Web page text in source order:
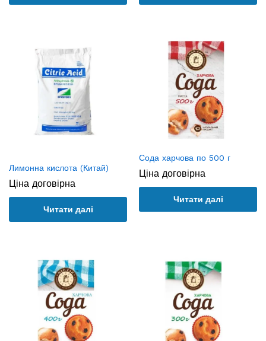
Лимонна кислота (Китай)
Ціна договірна
Читати далі
Сода харчова по 500 г
Ціна договірна
Читати далі